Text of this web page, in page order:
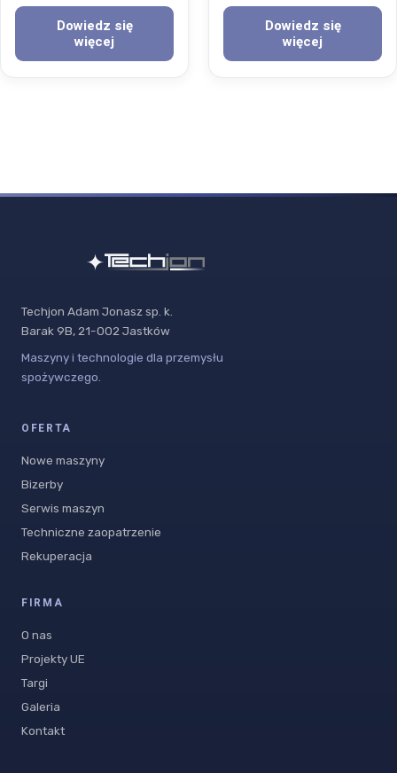
Dowiedz się
więcej
Dowiedz się
więcej
Techjon Adam Jonasz sp. k.
Barak 9B, 21-002 Jastków
Maszyny i technologie dla przemysłu
spożywczego.
OFERTA
Nowe maszyny
Bizerby
Serwis maszyn
Techniczne zaopatrzenie
Rekuperacja
FIRMA
O nas
Projekty UE
Targi
Galeria
Kontakt